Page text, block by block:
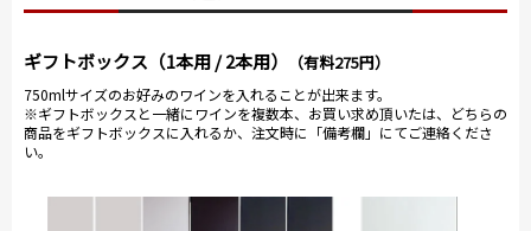
ギフトボックス（1本用 / 2本用） （有料275円）
750mlサイズのお好みのワインを入れることが出来ます。
※ギフトボックスと一緒にワインを複数本、お買い求め頂いたは、どちらの
商品をギフトボックスに入れるか、注文時に「備考欄」にてご連絡くださ
い。